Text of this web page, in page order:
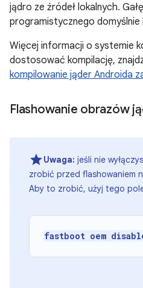
jądro ze źródeł lokalnych.
programistycznego domyślnie
Więcej informacji o systemie
dostosować kompilację,
kompilowanie jąder Androida
Flashowanie obrazów
Uwaga: jeśli nie
zrobić przed flashowaniem
Aby to zrobić, użyj tego
fastboot oem